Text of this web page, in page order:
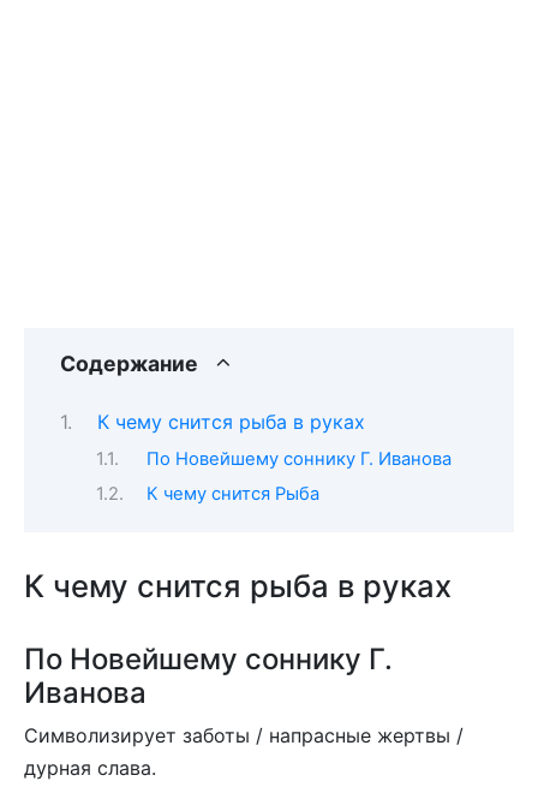
Содержание
К чему снится рыба в руках
По Новейшему соннику Г. Иванова
К чему снится Рыба
К чему снится рыба в руках
По Новейшему соннику Г.
Иванова
Символизирует заботы / напрасные жертвы /
дурная слава.